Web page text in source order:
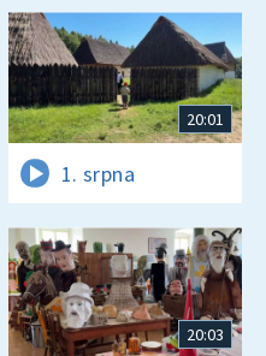
20:01
1. srpna
20:03